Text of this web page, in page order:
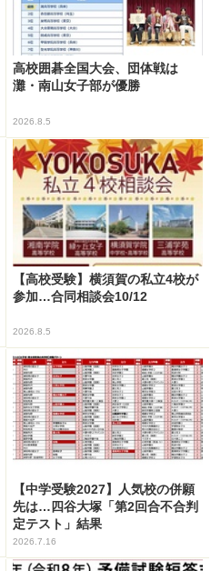
高校囲碁全国大会、団体戦は
灘・南山女子部が優勝
2026.8.5
【高校受験】横須賀の私立4校が
参加…合同相談会10/12
2026.8.5
【中学受験2027】人気校の併願
先は…四谷大塚「第2回合不合判
定テスト」結果
2026.7.16